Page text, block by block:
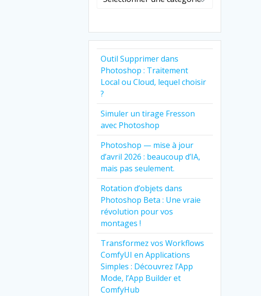
Outil Supprimer dans
Photoshop : Traitement
Local ou Cloud, lequel choisir
?
Simuler un tirage Fresson
avec Photoshop
Photoshop — mise à jour
d’avril 2026 : beaucoup d’IA,
mais pas seulement.
Rotation d’objets dans
Photoshop Beta : Une vraie
révolution pour vos
montages !
Transformez vos Workflows
ComfyUI en Applications
Simples : Découvrez l’App
Mode, l’App Builder et
ComfyHub